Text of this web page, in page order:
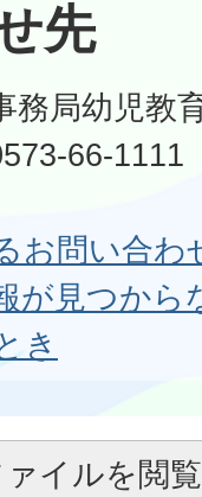
先
務局幼児教
66-1111
お問い合わ
が見つから
き
イルを閲